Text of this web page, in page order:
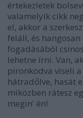
értekezletek
valamelyik cikk
el, akkor a
feláll, és
fogadásából
lehetne írni. Van,
pironkodva viseli
hátradőlve, hasát
miközben rátesz
megin' én!